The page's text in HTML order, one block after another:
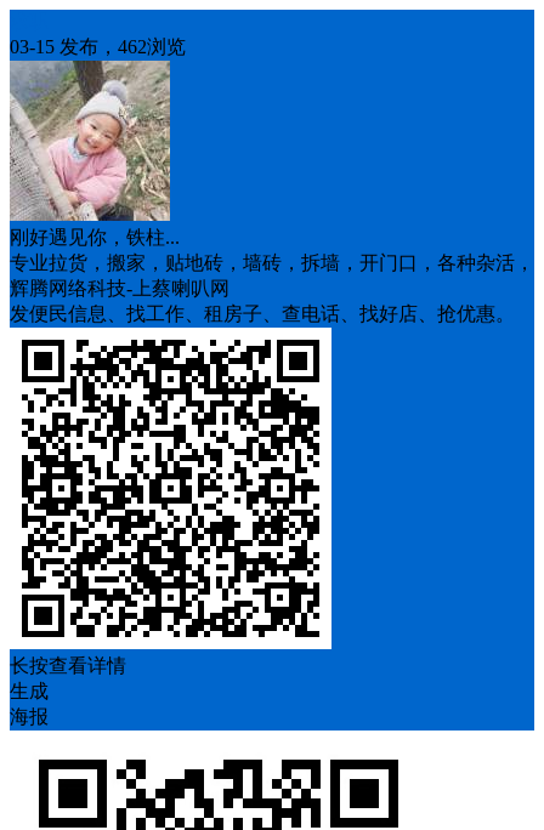
03-15 发布，462浏览
刚好遇见你，铁柱...
专业拉货，搬家，贴地砖，墙砖，拆墙，开门口，各种杂活，
辉腾网络科技-上蔡喇叭网
发便民信息、找工作、租房子、查电话、找好店、抢优惠。
长按查看详情
生成
海报